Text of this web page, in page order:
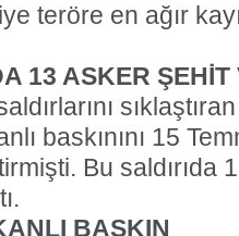
teröre en ağır
13 ASKER ŞEHİT
baskınını 15
Bu
BASKIN